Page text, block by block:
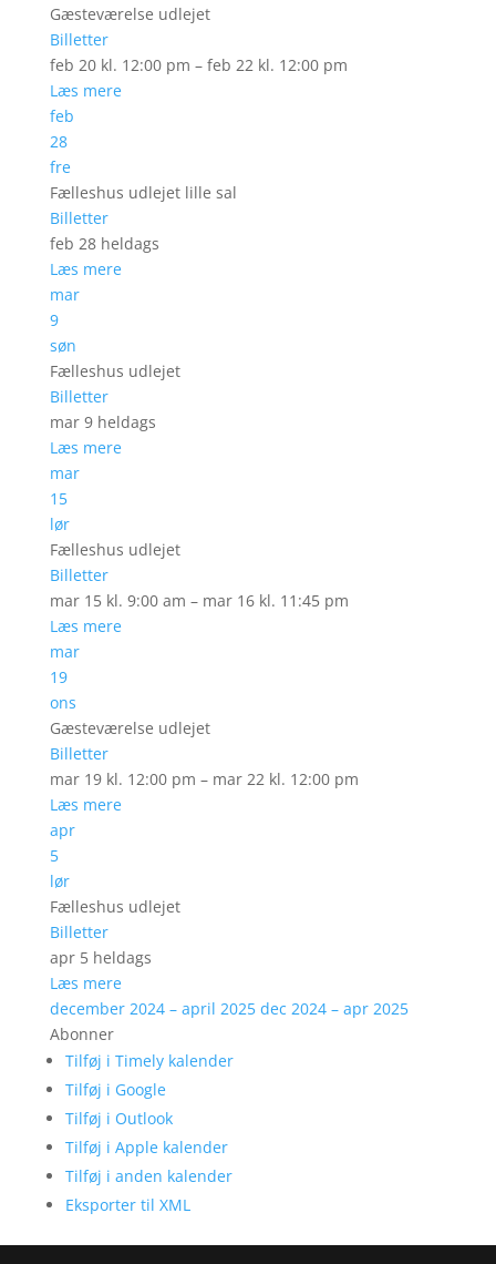
Gæsteværelse udlejet
Billetter
feb 20 kl. 12:00 pm – feb 22 kl. 12:00 pm
Læs mere
feb
28
fre
Fælleshus udlejet lille sal
Billetter
feb 28 heldags
Læs mere
mar
9
søn
Fælleshus udlejet
Billetter
mar 9 heldags
Læs mere
mar
15
lør
Fælleshus udlejet
Billetter
mar 15 kl. 9:00 am – mar 16 kl. 11:45 pm
Læs mere
mar
19
ons
Gæsteværelse udlejet
Billetter
mar 19 kl. 12:00 pm – mar 22 kl. 12:00 pm
Læs mere
apr
5
lør
Fælleshus udlejet
Billetter
apr 5 heldags
Læs mere
december 2024 – april 2025 dec 2024 – apr 2025
Abonner
Tilføj i Timely kalender
Tilføj i Google
Tilføj i Outlook
Tilføj i Apple kalender
Tilføj i anden kalender
Eksporter til XML